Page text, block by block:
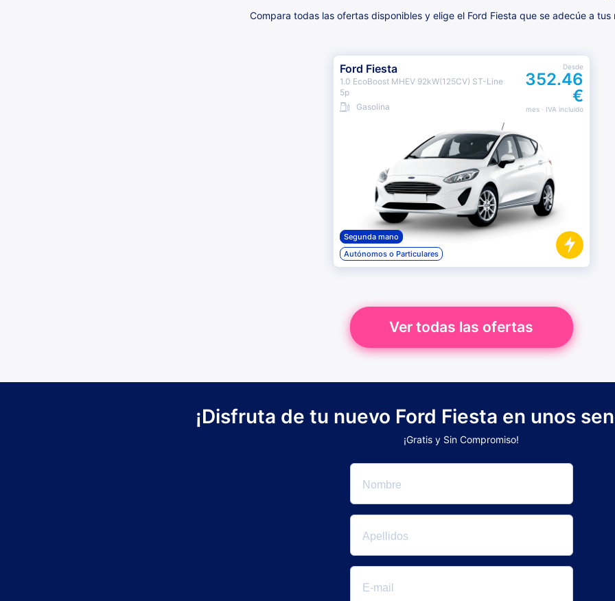
Compara todas las ofertas disponibles y elige el Ford Fiesta que se adecúe a tus
Ford Fiesta
1.0 EcoBoost MHEV 92kW(125CV) ST-Line
5p
Gasolina
Desde
352.46
€
mes· IVA incluido
Segunda mano
Autónomos o Particulares
Ver todas las ofertas
¡Disfruta de tu nuevo Ford Fiesta en unos
¡Gratis y Sin Compromiso!